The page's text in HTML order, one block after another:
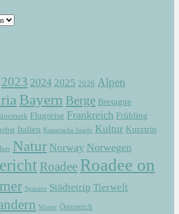
2023 2024 2025 2026 Alpen
Bayern Berge Bretagne
Flugreise Frankreich Frühling
Italien Kanarische Inseln Kultur Kurztrip
Natur Norway Norwegen
Roadee Roadee on
Spanien Städtetrip Tierwelt
Winter Österreich